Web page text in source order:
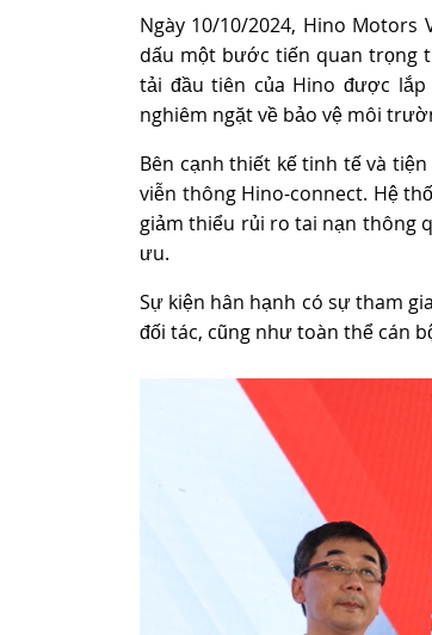
Ngày 10/10/2024, Hino Motors
dấu một bước tiến quan trọng
tải đầu tiên của Hino được
nghiêm ngặt về bảo vệ môi
Bên cạnh thiết kế tinh tế và
viễn thông Hino-connect. Hệ
giảm thiểu rủi ro tai nạn thông
ưu.
Sự kiện hân hạnh có sự tham
đối tác, cũng như toàn thể cán